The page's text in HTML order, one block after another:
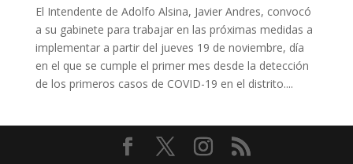
El Intendente de Adolfo Alsina, Javier Andres, convocó
a su gabinete para trabajar en las próximas medidas a
implementar a partir del jueves 19 de noviembre, día
en el que se cumple el primer mes desde la detección
de los primeros casos de COVID-19 en el distrito....